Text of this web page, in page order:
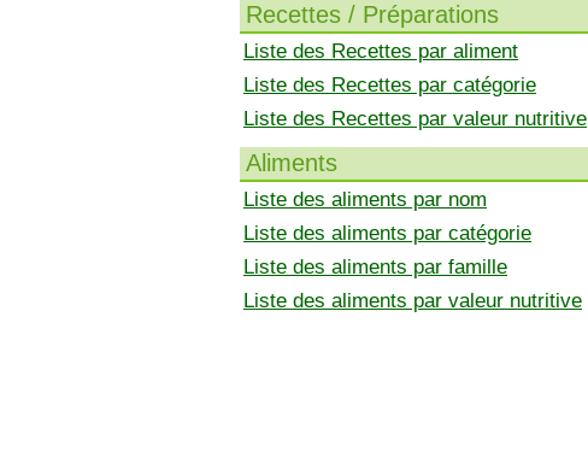
Recettes / Préparations
Liste des Recettes par aliment
Liste des Recettes par catégorie
Liste des Recettes par valeur nutritive
Aliments
Liste des aliments par nom
Liste des aliments par catégorie
Liste des aliments par famille
Liste des aliments par valeur nutritive